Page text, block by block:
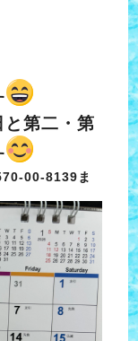
と第二・第
00-8139ま